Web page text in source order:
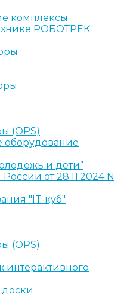
комплексы
РОБОТРЕК
(OPS)
оборудование
и дети”
от 28.11.2024 N
"IT-куб"
(OPS)
интерактивного
доски